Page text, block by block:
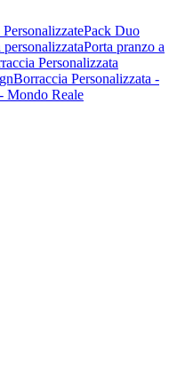
Pack Duo
Porta pranzo a
Personalizzata
Borraccia Personalizzata -
Mondo Reale